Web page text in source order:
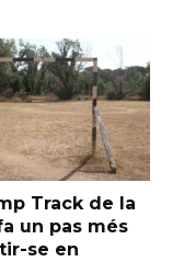
Track de la
un pas més
se en